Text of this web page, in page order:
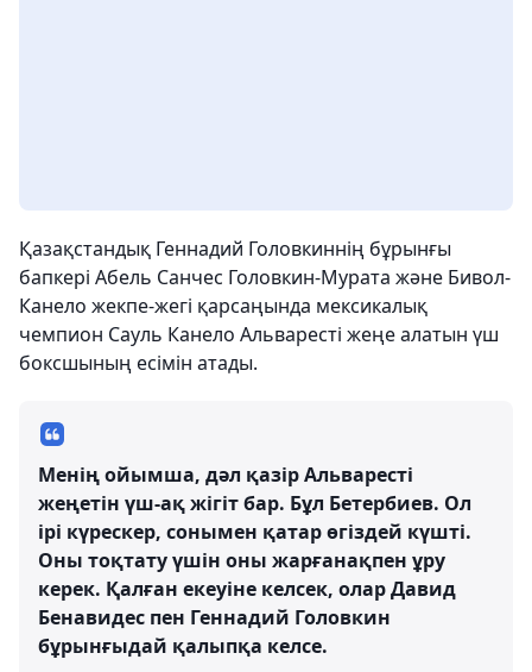
Қазақстандық Геннадий Головкиннің бұрынғы
бапкері Абель Санчес Головкин-Мурата және Бивол-
Канело жекпе-жегі қарсаңында мексикалық
чемпион Сауль Канело Альваресті жеңе алатын үш
боксшының есімін атады.
Менің ойымша, дәл қазір Альваресті
жеңетін үш-ақ жігіт бар. Бұл Бетербиев. Ол
ірі күрескер, сонымен қатар өгіздей күшті.
Оны тоқтату үшін оны жарғанақпен ұру
керек. Қалған екеуіне келсек, олар Давид
Бенавидес пен Геннадий Головкин
бұрынғыдай қалыпқа келсе.